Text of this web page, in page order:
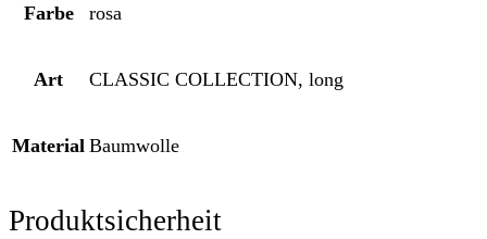
Farbe rosa
Art CLASSIC COLLECTION, long
Material Baumwolle
Produktsicherheit